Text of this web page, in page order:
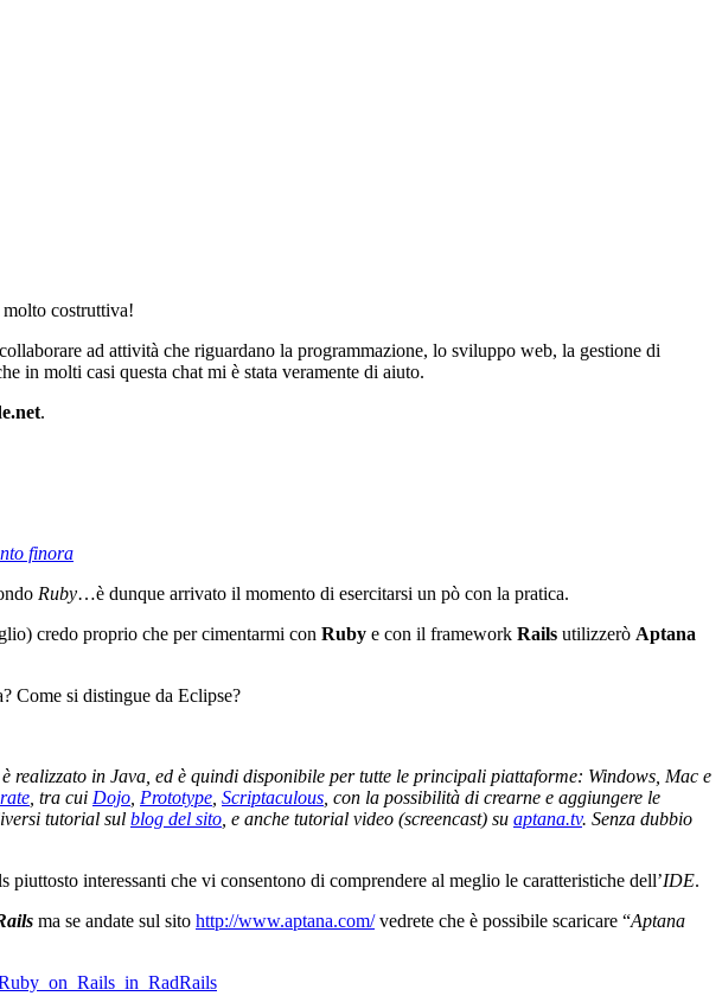
costruttiva!
ad attività che riguardano la programmazione, lo sviluppo web, la gestione di
in molti casi questa chat mi è stata veramente di aiuto.
.
finora
Ruby…è dunque arrivato il momento di esercitarsi un pò con la pratica.
credo proprio che per cimentarmi con Ruby e con il framework Rails utilizzerò Aptana
Come si distingue da Eclipse?
realizzato in Java, ed è quindi disponibile per tutte le principali piattaforme: Windows, Mac e
, tra cui Dojo Prototype Scriptaculous , con la possibilità di crearne e aggiungere le
tutorial sul blog del sito , e anche tutorial video (screencast) su aptana.tv. Senza dubbio
piuttosto interessanti che vi consentono di comprendere al meglio le caratteristiche dell’IDE.
ma se andate sul sito http://www.aptana.com/vedrete che è possibile scaricare “Aptana